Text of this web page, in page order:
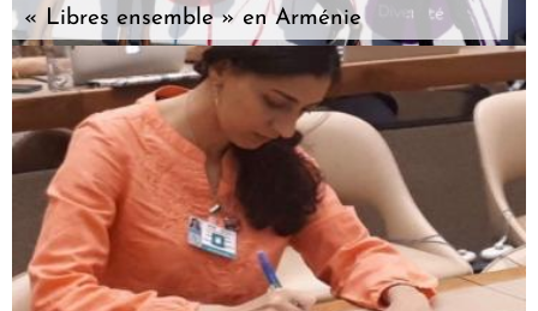
« Libres ensemble » en Arménie